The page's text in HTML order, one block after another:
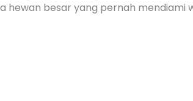
hewan besar yang pernah